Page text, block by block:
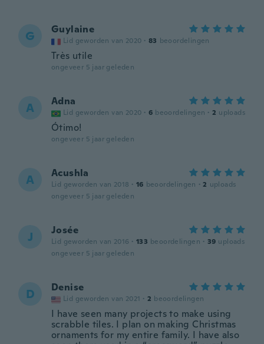
G Guylaine
Lid geworden van 2020 · 83 beoordelingen
Très utile
ongeveer 5 jaar geleden
A Adna
Lid geworden van 2020 · 6 beoordelingen · 2 uploads
Ótimo!
ongeveer 5 jaar geleden
A Acushla
Lid geworden van 2018 · 16 beoordelingen · 2 uploads
ongeveer 5 jaar geleden
J Josée
Lid geworden van 2016 · 133 beoordelingen · 39 uploads
ongeveer 5 jaar geleden
D Denise
Lid geworden van 2021 · 2 beoordelingen
I have seen many projects to make using
scrabble tiles. I plan on making Christmas
ornaments for my entire family. I have also